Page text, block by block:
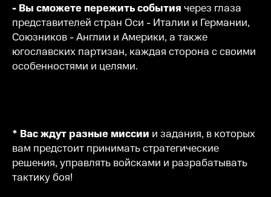
- Вы сможете пережить события через глаза
представителей стран Оси - Италии и Германии,
Союзников - Англии и Америки, а также
югославских партизан, каждая сторона с своими
особенностями и целями.
* Вас ждут разные миссии и задания, в которых
вам предстоит принимать стратегические
решения, управлять войсками и разрабатывать
тактику боя!